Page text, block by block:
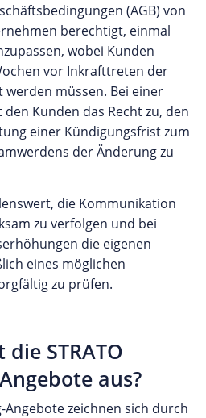
(AGB) von
berechtigt, einmal
wobei Kunden
vor Inkrafttreten der
müssen. Bei einer
Kunden das Recht zu, den
einer Kündigungsfrist zum
der Änderung zu
die Kommunikation
zu verfolgen und bei
die eigenen
eines möglichen
zu prüfen.
STRATO
aus?
Angebote zeichnen sich durch